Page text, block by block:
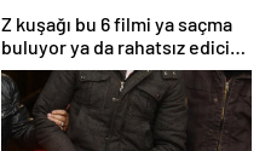
Z kuşağı bu 6 filmi ya saçma
buluyor ya da rahatsız edici
ve toksik!